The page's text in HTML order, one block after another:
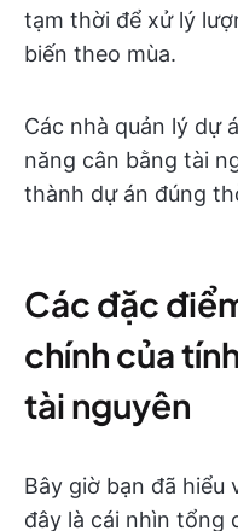
tạm thời để xử lý
biến theo mùa.
Các nhà quản lý dự
năng cân bằng tài
thành dự án đúng
Các đặc
chính của
tài nguyên
Bây giờ bạn đã hiểu
đây là cái nhìn tổng